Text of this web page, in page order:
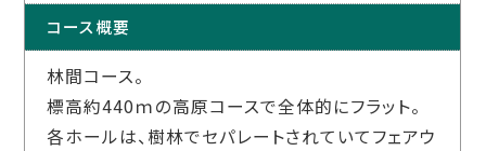
コース概要
林間コース。
標高約440ｍの高原コースで全体的にフラット。
各ホールは、樹林でセパレートされていてフェアウ